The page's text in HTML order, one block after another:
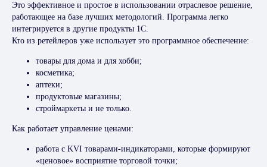
Это эффективное и простое в использовании отраслевое решение,
работающее на базе лучших методологий. Программа легко
интегрируется в другие продукты 1С.
Кто из ретейлеров уже использует это программное обеспечение:
товары для дома и для хобби;
косметика;
аптеки;
продуктовые магазины;
строймаркеты и не только.
Как работает управление ценами:
работа с KVI товарами-индикаторами, которые формируют
«ценовое» восприятие торговой точки;